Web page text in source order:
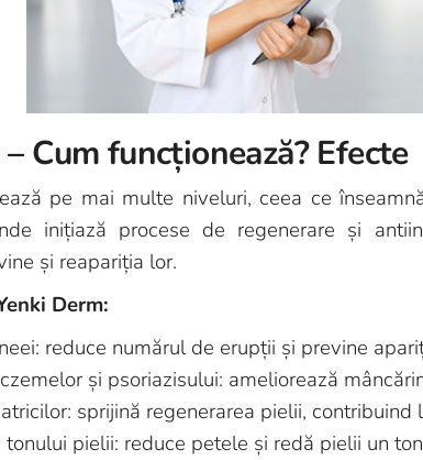
Cum funcționează? Efecte
pe mai multe niveluri, ceea ce
inițiază procese de regenerare și
și reapariția lor.
Derm:
reduce numărul de erupții și previne
și psoriazisului: ameliorează
sprijină regenerarea pielii,
pielii: reduce petele și redă pielii un